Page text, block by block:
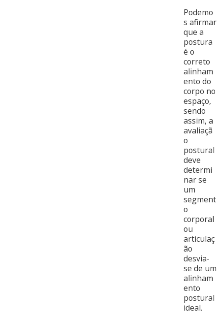
Podemo
s afirmar
que a
postura
é o
correto
alinham
ento do
corpo no
espaço,
sendo
assim, a
avaliaçã
o
postural
deve
determi
nar se
um
segment
o
corporal
ou
articulaç
ão
desvia-
se de um
alinham
ento
postural
ideal.